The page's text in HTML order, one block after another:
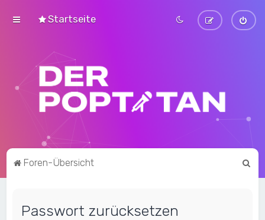
Startseite
Foren-Übersicht
Passwort zurücksetzen